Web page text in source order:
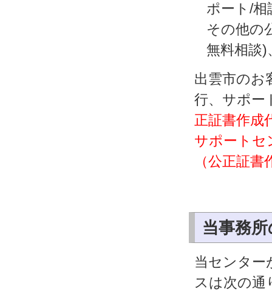
ポート/相
その他の
無料相談
出雲市のお
行、サポー
正証書作成
サポートセ
（公正証
当事務
当センター
スは次の通